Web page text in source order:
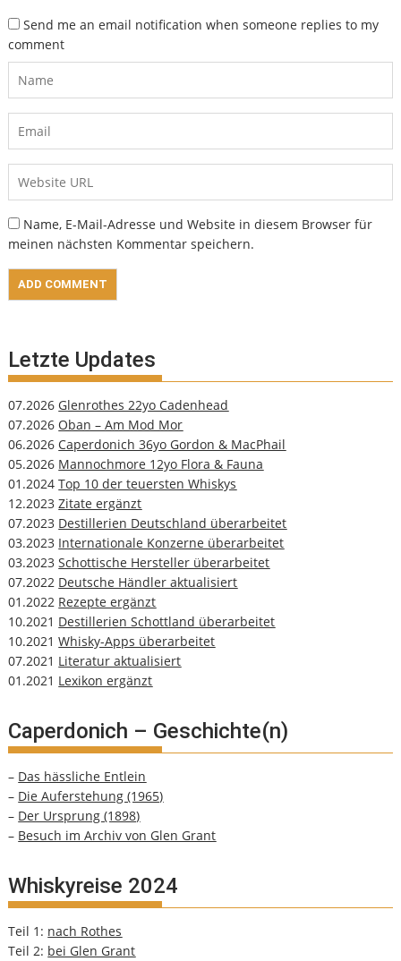
Send me an email notification when someone replies to my
comment
Name, E-Mail-Adresse und Website in diesem Browser für
meinen nächsten Kommentar speichern.
Letzte Updates
07.2026 Glenrothes 22yo Cadenhead
07.2026 Oban – Am Mod Mor
06.2026 Caperdonich 36yo Gordon & MacPhail
05.2026 Mannochmore 12yo Flora & Fauna
01.2024Top 10 der teuersten Whiskys
12.2023Zitate ergänzt
07.2023 Destillerien Deutschland überarbeitet
03.2023 Internationale Konzerne überarbeitet
03.2023Schottische Hersteller überarbeitet
07.2022 Deutsche Händler aktualisiert
01.2022 Rezepte ergänzt
10.2021 Destillerien Schottland überarbeitet
10.2021Whisky-Apps überarbeitet
07.2021 Literatur aktualisiert
01.2021 Lexikon ergänzt
Caperdonich – Geschichte(n)
– Das hässliche Entlein
– Die Auferstehung (1965)
– Der Ursprung (1898)
– Besuch im Archiv von Glen Grant
Whiskyreise 2024
Teil 1: nach Rothes
Teil 2: bei Glen Grant